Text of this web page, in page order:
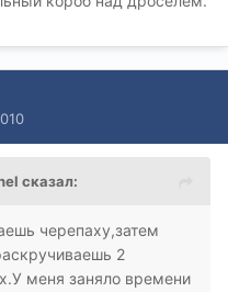
сказал:
черепаху,затем
2
меня заняло времени